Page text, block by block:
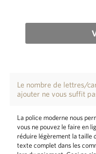
Le nombre de lettres/
ajouter ne vous suffit
La police moderne nous
vous ne pouvez le faire en
réduire légèrement la taille
texte complet dans les